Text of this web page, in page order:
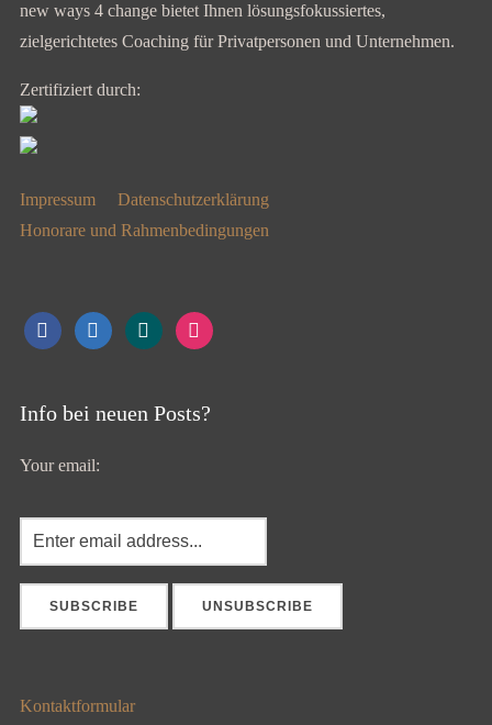
new ways 4 change bietet Ihnen lösungsfokussiertes,
zielgerichtetes Coaching für Privatpersonen und Unternehmen.
Zertifiziert durch:
Impressum
Datenschutzerklärung
Honorare und Rahmenbedingungen
facebooklinkedinxing instagram
Info bei neuen Posts?
Your email:
Kontaktformular